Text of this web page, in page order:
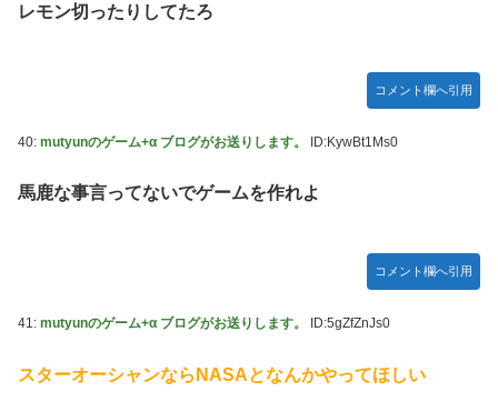
レモン切ったりしてたろ
コメント欄へ引用
40: mutyunのゲーム+α ブログがお送りします。 ID:KywBt1Ms0
馬鹿な事言ってないでゲームを作れよ
コメント欄へ引用
41: mutyunのゲーム+α ブログがお送りします。 ID:5gZfZnJs0
スターオーシャンならNASAとなんかやってほしい